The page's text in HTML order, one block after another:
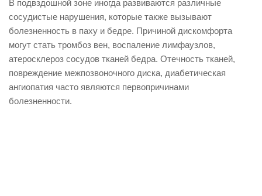
В подвздошной зоне иногда развиваются различные
сосудистые нарушения, которые также вызывают
болезненность в паху и бедре. Причиной дискомфорта
могут стать тромбоз вен, воспаление лимфаузлов,
атеросклероз сосудов тканей бедра. Отечность тканей,
повреждение межпозвоночного диска, диабетическая
ангиопатия часто являются первопричинами
болезненности.